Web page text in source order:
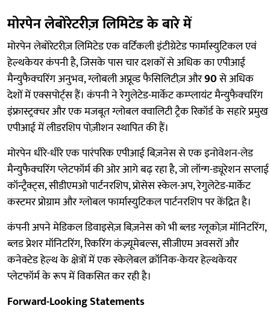
मोरपेन लेबोरेटरीज़ लिमिटेड के बारे में
मोरपेन लेबोरेटरीज़ लिमिटेड एक वर्टिकली इंटीग्रेटेड फार्मास्युटिकल एवं
हेल्थकेयर कंपनी है, जिसके पास चार दशकों से अधिक का एपीआई
मैन्युफैक्चरिंग अनुभव, ग्लोबली अप्रूव्ड फैसिलिटीज़ और90से अधिक
देशों में एक्सपोर्ट्स हैं। कंपनी ने रेगुलेटेड-मार्केट कम्प्लायंट मैन्युफैक्चरिंग
इंफ्रास्ट्रक्चर और एक मजबूत ग्लोबल क्वालिटी ट्रैक रिकॉर्ड के सहारे प्रमुख
एपीआई में लीडरशिप पोज़ीशन स्थापित की हैं।
मोरपेन धीरे-धीरे एक पारंपरिक एपीआई बिज़नेस से एक इनोवेशन-लेड
मैन्युफैक्चरिंग प्लेटफॉर्म की ओर आगे बढ़ रहा है, जो लॉन्ग-ड्यूरेशन सप्लाई
कॉन्ट्रैक्ट्स, सीडीएमओ पार्टनरशिप, प्रोसेस स्केल-अप, रेगुलेटेड-मार्केट
कस्टमर प्रोग्राम और ग्लोबल फार्मास्युटिकल पार्टनरशिप पर केंद्रित है।
कंपनी अपने मेडिकल डिवाइसेज़ बिज़नेस को भी ब्लड ग्लूकोज़ मॉनिटरिंग,
ब्लड प्रेशर मॉनिटरिंग, रिकरिंग कंज़्यूमेबल्स, सीजीएम अवसरों और
कनेक्टेड हेल्थ के क्षेत्रों में एक स्केलेबल क्रॉनिक-केयर हेल्थकेयर
प्लेटफॉर्म के रूप में विकसित कर रही है।
Forward-Looking Statements